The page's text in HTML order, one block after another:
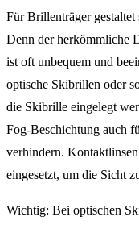
Für Brillenträger
Denn der herkömmliche
ist oft unbequem und
optische Skibrillen oder
die Skibrille eingelegt
Fog-Beschichtung auch
verhindern.
eingesetzt, um die Sicht
Wichtig: Bei optischen